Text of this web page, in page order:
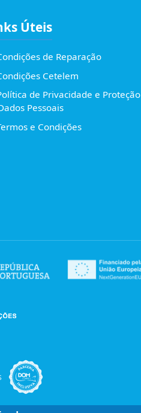
Úteis
de Reparação
Cetelem
de Privacidade e Proteção
Pessoais
e Condições